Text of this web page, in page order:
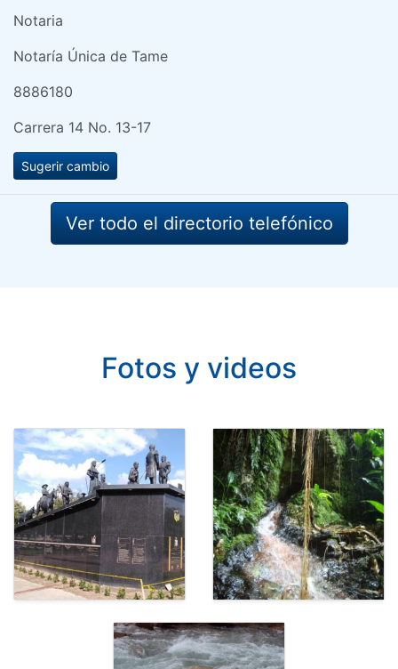
Notaria
Notaría Única de Tame
8886180
Carrera 14 No. 13-17
Sugerir cambio
Ver todo el directorio telefónico
Fotos y videos